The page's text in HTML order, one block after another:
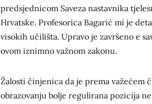
predsjednicom Saveza nastavnika
Hrvatske. Profesorica Bagarić mi je
visokih učilišta. Upravo je završeno e
ovom iznimno važnom zakonu.
Žalosti činjenica da je prema važećem
obrazovanju bolje regulirana pozicija